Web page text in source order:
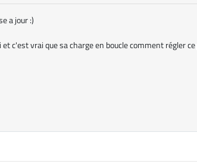
a jour :)
c'est vrai que sa charge en boucle comment régler